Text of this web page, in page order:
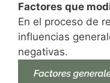
Factores que
En el proceso de
influencias
negativas.